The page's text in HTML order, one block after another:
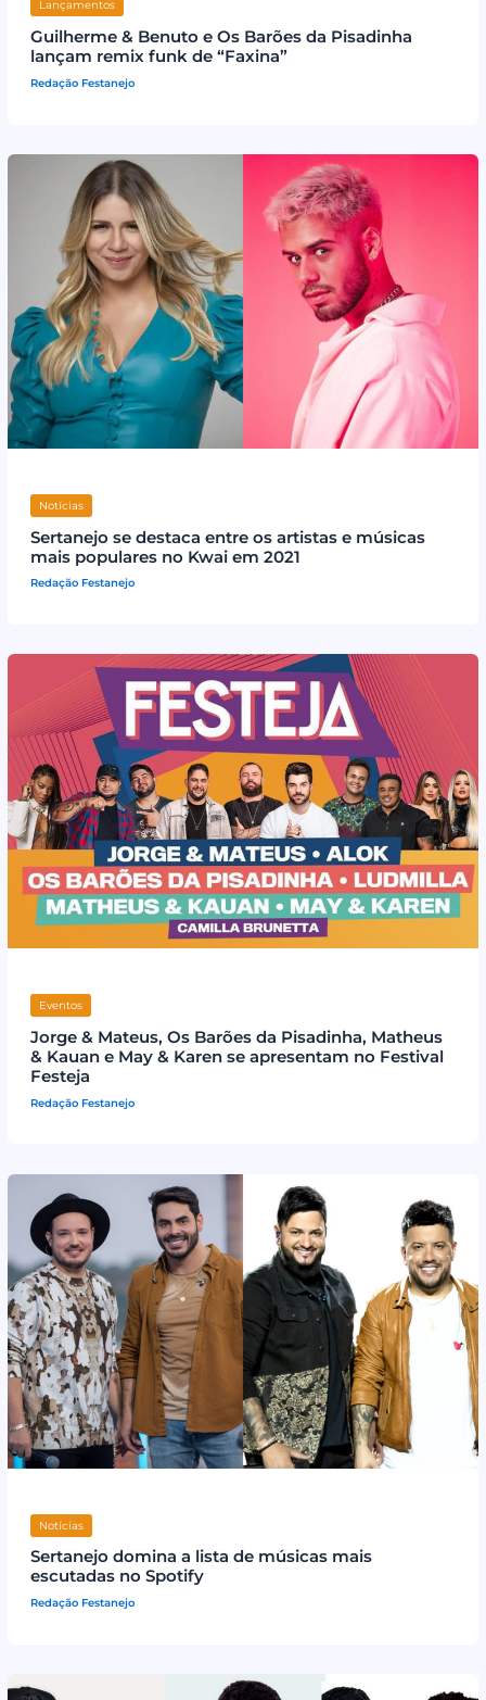
Lançamentos
Guilherme & Benuto e Os Barões da Pisadinha
lançam remix funk de “Faxina”
Redação Festanejo
Notícias
Sertanejo se destaca entre os artistas e músicas
mais populares no Kwai em 2021
Redação Festanejo
Eventos
Jorge & Mateus, Os Barões da Pisadinha, Matheus
& Kauan e May & Karen se apresentam no Festival
Festeja
Redação Festanejo
Notícias
Sertanejo domina a lista de músicas mais
escutadas no Spotify
Redação Festanejo